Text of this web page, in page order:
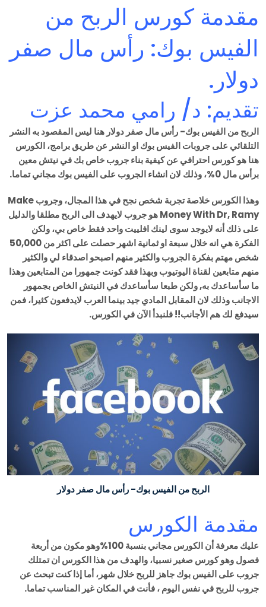
مقدمة كورس الربح من
الفيس بوك: رأس مال صفر
دولار.
تقديم: د/ رامي محمد عزت
الربح من الفيس بوك- رأس مال صفر دولار هنا ليس المقصود به النشر
التلقائي على جروبات الفيس بوك او النشر عن طريق برامج، الكورس
هنا هو كورس احترافي عن كيفية بناء جروب خاص بك في نيتش معين
برأس مال 0%، وذلك لان انشاء الجروب على الفيس بوك مجاني تماما.
وهذا الكورس خلاصة تجربة شخص نجح في هذا المجال، وجروب Make
Money With Dr, Ramy هو جروب لايهدف الى الربح مطلقا والدليل
على ذلك أنه لايوجد سوى لينك افلييت واحد فقط خاص بي، ولكن
الفكرة هي انه خلال سبعة او ثمانية اشهر حصلت على اكثر من 50,000
شخص مهتم بفكرة الجروب والكثير منهم اصبحو اصدقاء لي والكثير
منهم متابعين لقناة اليوتيوب وبهذا فقد كونت جمهورا من المتابعين وهذا
ما سأساعدك به, ولكن طبعا سأساعدك في النيتش الخاص بجمهور
الاجانب وذلك لان المقابل المادي جيد بينما العرب لايدفعون كثيرا، فمن
سيدفع لك هم الأجانب!! فلنبدأ الآن في الكورس.
الربح من الفيس بوك- رأس مال صفر دولار
مقدمة الكورس
عليك معرفة أن الكورس مجاني بنسبة 100%وهو مكون من أربعة
فصول وهو كورس صغير نسبيا، والهدف من هذا الكورس ان تمتلك
جروب على الفيس بوك جاهز للربح خلال شهر، أما إذا كنت تبحث عن
جروب للربح في نفس اليوم ، فأنت في المكان غير المناسب تماما.